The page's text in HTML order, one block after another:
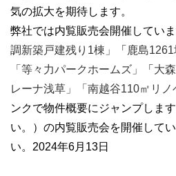
気の拡大を期待します。
弊社では内覧販売会開催していま
調新築戸建残り1棟」
「 鹿島
「等々力パークホームズ」
「 大
レーナ浅草」「 南越谷110㎡リノ
ンクで物件概要にジャンプしま
い。）の内覧販売会を開催して
い。2024年6月13日